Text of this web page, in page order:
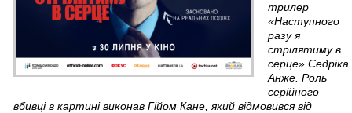
трилер
«Наступного
разу я
стрілятиму в
серце» Седріка
Анже. Роль
серійного
вбивці в картині виконав Гійом Кане, який відмовився від